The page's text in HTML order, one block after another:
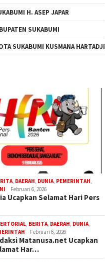
H. ASEP JAPAR
SUKABUMI
SUKABUMI KUSMANA HARTADJI
DAERAH DUNIA PEMERINTAH
Februari 6, 2026
Ucapkan Selamat Hari Pers
BERITA DAERAH DUNIA
Februari 6, 2026
Matanusa.net Ucapkan
Har…